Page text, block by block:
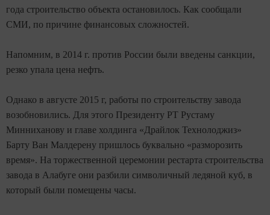
года строительство объекта остановилось. Как сообщали
СМИ, по причине финансовых сложностей.
Напомним, в 2014 г. против России были введены санкции,
резко упала цена нефть.
Однако в августе 2015 г, работы по строительству завода
возобновились. Для этого Президенту РТ Рустаму
Минниханову и главе холдинга «Драйлок Технолоджиз»
Барту Ван Малдерену пришлось буквально «разморозить
время». На торжественной церемонии рестарта строительства
завода в Алабуге они разбили символичный ледяной куб, в
который были помещены часы.